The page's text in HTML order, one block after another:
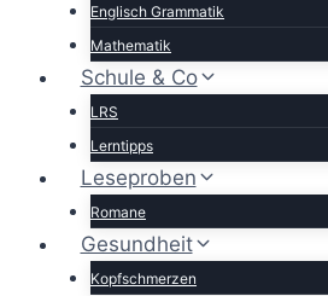
Englisch Grammatik
Mathematik
Schule & Co
LRS
Lerntipps
Leseproben
Romane
Gesundheit
Kopfschmerzen